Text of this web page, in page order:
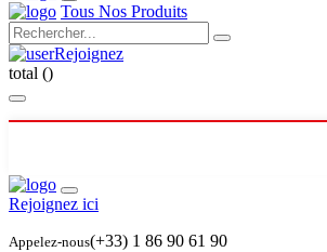
Tous Nos Produits
Rejoignez
total ()
Rejoignez ici
Appelez-nous(+33) 1 86 90 61 90